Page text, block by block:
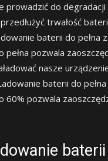
prowadzić do
trwałość
baterii do pełna
pełna pozwala
nasze
baterii do
60% pozwala